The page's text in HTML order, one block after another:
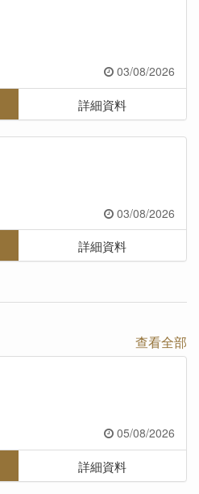
03/08/2026
詳細資料
03/08/2026
詳細資料
查看全部
05/08/2026
詳細資料